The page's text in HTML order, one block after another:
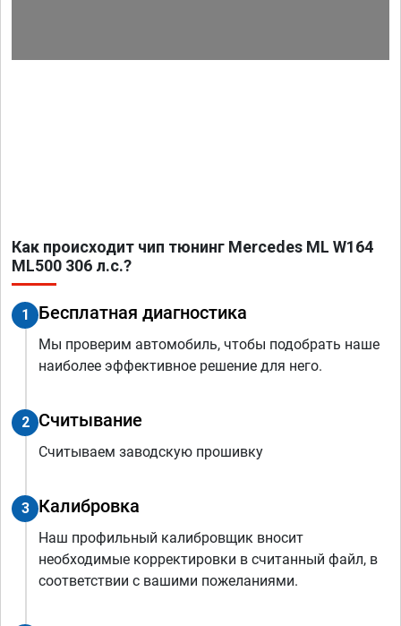
Как происходит чип тюнинг Mercedes ML W164
ML500 306 л.с.?
1 Бесплатная диагностика
Мы проверим автомобиль, чтобы подобрать наше
наиболее эффективное решение для него.
2 Считывание
Считываем заводскую прошивку
3 Калибровка
Наш профильный калибровщик вносит
необходимые корректировки в считанный файл, в
соответствии с вашими пожеланиями.